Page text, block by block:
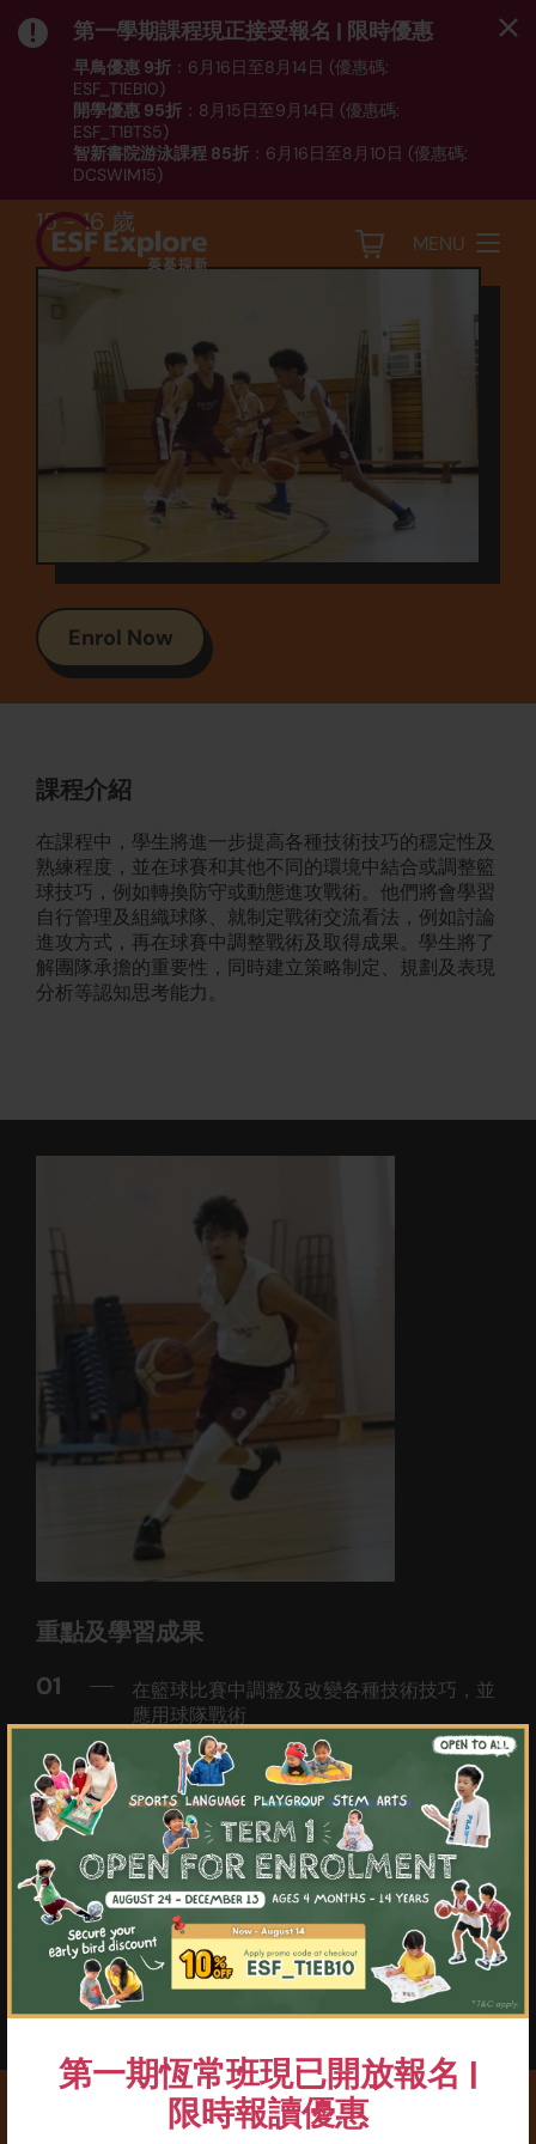
第一期恆常班現已開放報名 |
限時報讀優惠
×
第一學期課程現正接受報名 | 限時優惠
早鳥優惠 9折 ：6月16日至8月14日 (優惠碼:
ESF_T1EB10)
開學優惠 95折 ：8月15日至9月14日 (優惠碼:
ESF_T1BTS5)
智新書院游泳課程 85折 ：6月16日至8月10日 (優惠碼:
DCSWIM15)
MENU
運動
籃球 (BB6)
15 - 16 歲
Enrol Now
課程介紹
在課程中，學生將進一步提高各種技術技巧的穩定性及
熟練程度，並在球賽和其他不同的環境中結合或調整籃
球技巧，例如轉換防守或動態進攻戰術。他們將會學習
自行管理及組織球隊、就制定戰術交流看法，例如討論
進攻方式，再在球賽中調整戰術及取得成果。學生將了
解團隊承擔的重要性，同時建立策略制定、規劃及表現
分析等認知思考能力。
重點及學習成果
01
在籃球比賽中調整及改變各種技術技巧，並
應用球隊戰術
02 制定籃球比賽的球員位置、團隊策略及分析
03 更深入認識及了解籃球訓練方法
04
更深入學習高水平的籃球進攻方式或籃下終
結戰術
05 進一步學習規劃技巧及策略制定
06 加深對籃球規例的了解，以擔任比賽裁判